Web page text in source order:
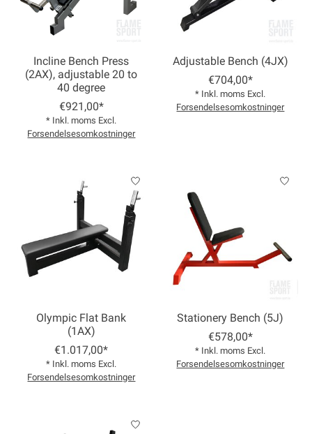
Incline Bench Press
(2AX), adjustable 20 to
40 degree
€921,00*
* Inkl. moms Excl.
Forsendelsesomkostninger
Adjustable Bench (4JX)
€704,00*
* Inkl. moms Excl.
Forsendelsesomkostninger
Olympic Flat Bank
(1AX)
€1.017,00*
* Inkl. moms Excl.
Forsendelsesomkostninger
Stationery Bench (5J)
€578,00*
* Inkl. moms Excl.
Forsendelsesomkostninger